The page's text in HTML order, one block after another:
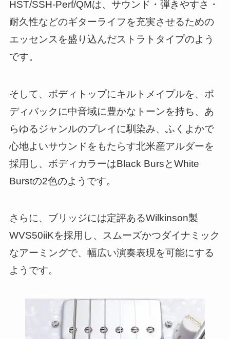
HST/SSH-Perf/QMは、サウンド・弾きやすさ・
耐久性などのギターライフを充実させるための
エッセンスを盛り込んだストラトタイプのよう
です。
そして、ボディトップにキルトメイプルを、ボ
ディバックに中音域に豊かなトーンを持ち、あ
らゆるジャンルのプレイに馴染み、ふくよかで
心地よいサウンドをもたらす北米産アルダーを
採用し、ボディカラーはBlack BursとWhite
Burstの2色のようです。
さらに、ブリッジには定評あるWilkinson製
WVS50iiKを採用し、スムーズかつダイナミック
なアーミングで、幅広い演奏表現を可能にする
ようです。